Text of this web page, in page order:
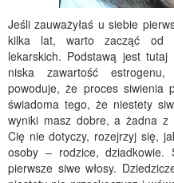
Jeśli zauważyłaś u siebie
kilka lat, warto zacząć od
lekarskich. Podstawą jest
niska zawartość
powoduje, że proces siwienia
świadoma tego, że niestety
wyniki masz dobre, a żadna z
Cię nie dotyczy, rozejrzyj się,
osoby – rodzice, dziadkowie.
pierwsze siwe włosy.